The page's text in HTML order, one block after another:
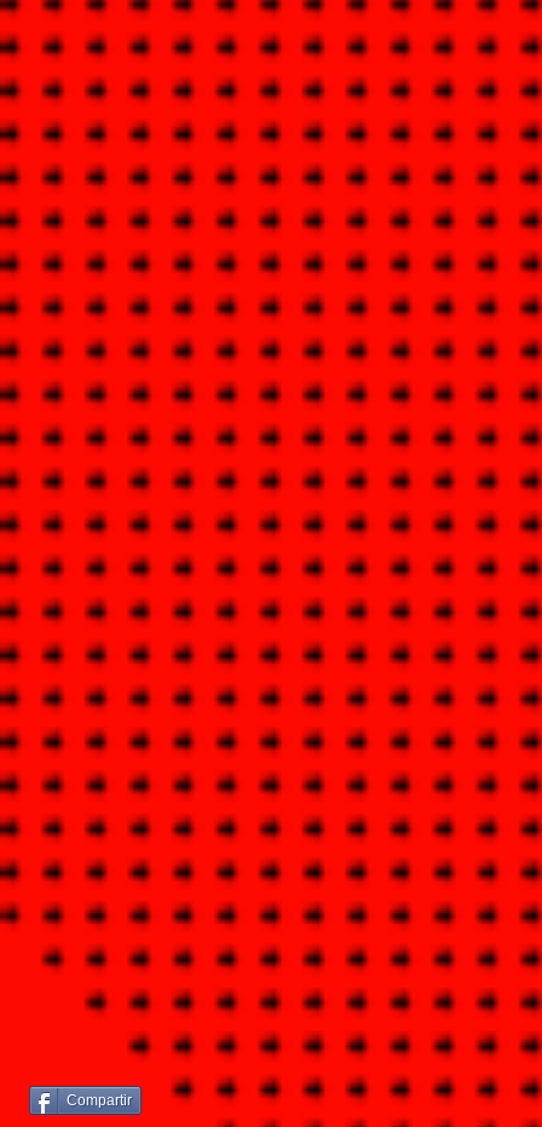
Compartir